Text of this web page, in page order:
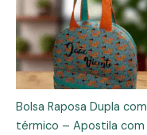
Bolsa Raposa Dupla com
térmico – Apostila com